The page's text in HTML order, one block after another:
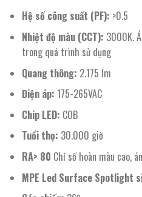
Hệ số công suất (PF): >0.5
Nhiệt độ màu (CCT): 3000K.
trong quá trình sử dụng
Quang thông: 2.175 lm
Điện áp: 175-265VAC
Chip LED: COB
Tuổi thọ: 30.000 giờ
RA> 80 Chỉ số hoàn màu cao,
MPE Led Surface Spotlight